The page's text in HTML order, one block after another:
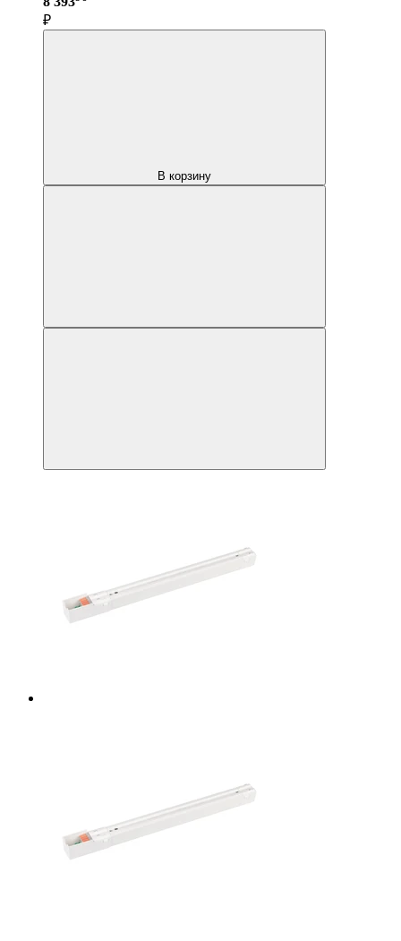
₽
В корзину